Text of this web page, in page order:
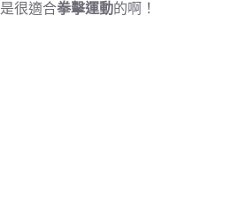
是很適合拳擊運動的啊！